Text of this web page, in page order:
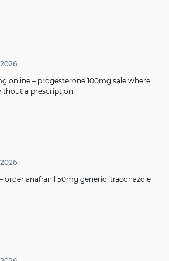
online – progesterone 100mg sale where
a prescription
order anafranil 50mg generic itraconazole